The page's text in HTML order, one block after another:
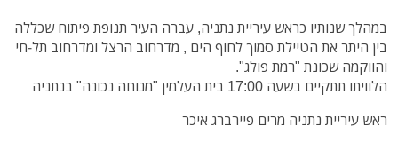
במהלך שנותיו כראש עיריית נתניה, עברה העיר תנופת פיתוח שכללה
בין היתר את הטיילת סמוך לחוף הים , מדרחוב הרצל ומדרחוב תל-חי
והווקמה שכונת "רמת פולג".
הלוויתו תתקיים בשעה 17:00 בית העלמין "מנוחה נכונה" בנתניה
ראש עיריית נתניה מרים פיירברג איכר